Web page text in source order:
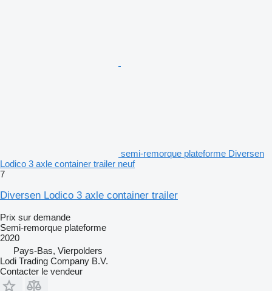
semi-remorque plateforme Diversen
Lodico 3 axle container trailer neuf
7
Diversen Lodico 3 axle container trailer
Prix sur demande
Semi-remorque plateforme
2020
Pays-Bas, Vierpolders
Lodi Trading Company B.V.
Contacter le vendeur